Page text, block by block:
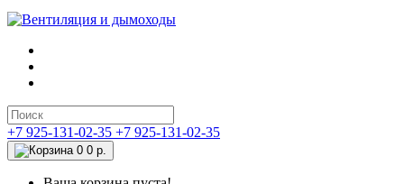
+7 925-131-02-35 +7 925-131-02-35
0 0 р.